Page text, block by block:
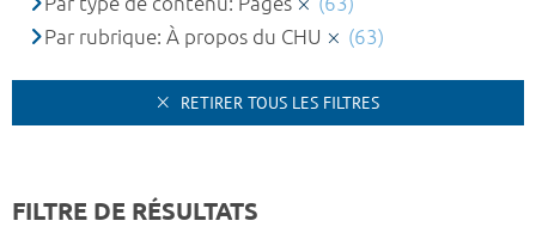
Par rubrique: À propos du CHU
(63)
RETIRER TOUS LES FILTRES
FILTRE DE RÉSULTATS